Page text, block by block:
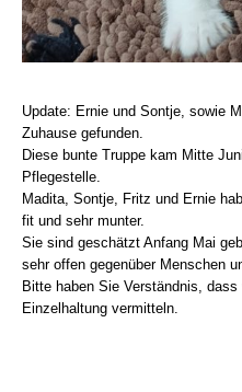
Update: Ernie und Sontje, sowie
Zuhause gefunden.
Diese bunte Truppe kam Mitte
Pflegestelle.
Madita, Sontje, Fritz und Ernie
fit und sehr munter.
Sie sind geschätzt Anfang Mai
sehr offen gegenüber Menschen
Bitte haben Sie Verständnis,
Einzelhaltung vermitteln.